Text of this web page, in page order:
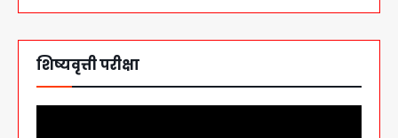
शिष्यवृत्ती परीक्षा